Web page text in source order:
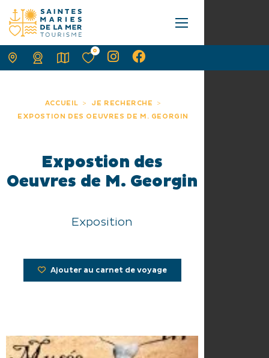
ACCUEIL
JE RECHERCHE
EXPOSTION DES OEUVRES DE M. GEORGIN
Expostion des
Oeuvres de M. Georgin
Exposition
Ajouter au carnet de voyage
0